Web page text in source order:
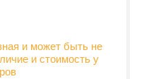
и может быть не
и стоимость у